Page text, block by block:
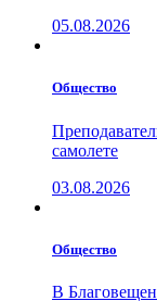
05.08.2026
Общество
самолете
03.08.2026
Общество
В